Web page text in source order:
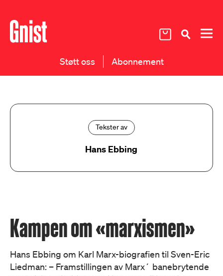
Støtt oss Abonnement
Tekster av
Hans Ebbing
Kampen om «marxismen»
Hans Ebbing om Karl Marx-biografien til Sven-Eric
Liedman: – Framstillingen av Marx´ banebrytende